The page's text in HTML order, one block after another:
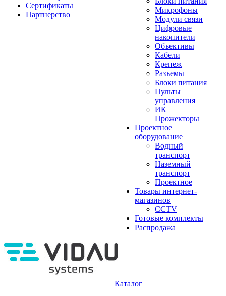
Сертификаты
Партнерство
Микрофоны
Модули связи
Цифровые
накопители
Объективы
Кабели
Крепеж
Разъемы
Блоки питания
Пульты
управления
ИК
Прожекторы
Проектное
оборудование
Водный
транспорт
Наземный
транспорт
Проектное
Товары интернет-
магазинов
CCTV
Готовые комплекты
Распродажа
Каталог